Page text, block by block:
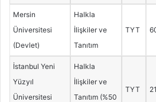
Mersin
Üniversitesi
(Devlet)
Halkla
İlişkiler ve
Tanıtım
TYT
İstanbul Yeni
Yüzyıl
Üniversitesi
Halkla
İlişkiler ve
Tanıtım (%50
TYT